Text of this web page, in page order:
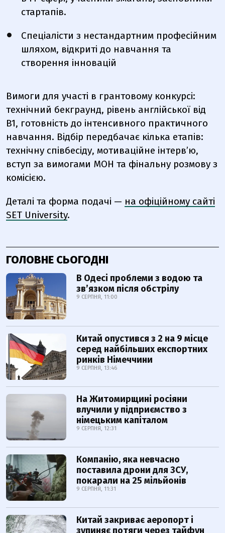
стартапів.
Спеціалісти з нестандартним професійним
шляхом, відкриті до навчання та
створення інновацій
Вимоги для участі в грантовому конкурсі:
технічний бекграунд, рівень англійської від
B1, готовність до інтенсивного практичного
навчання. Відбір передбачає кілька етапів:
технічну співбесіду, мотиваційне інтерв’ю,
вступ за вимогами МОН та фінальну розмову з
комісією.
Деталі та форма подачі — на офіційному сайті
SET University.
ГОЛОВНЕ СЬОГОДНІ
В Одесі проблеми з водою та
звʼязком після обстрілу
9 СЕРПНЯ, 11:00
Китай опустився з 2 на 9 місце
серед найбільших експортних
ринків Німеччини
9 СЕРПНЯ, 13:46
На Житомирщині росіяни
влучили у підприємство з
німецьким капіталом
9 СЕРПНЯ, 12:31
Компанію, яка невчасно
поставила дрони для ЗСУ,
покарали на 25 мільйонів
9 СЕРПНЯ, 11:31
Китай закриває аеропорт і
зупиняє потяги через тайфун